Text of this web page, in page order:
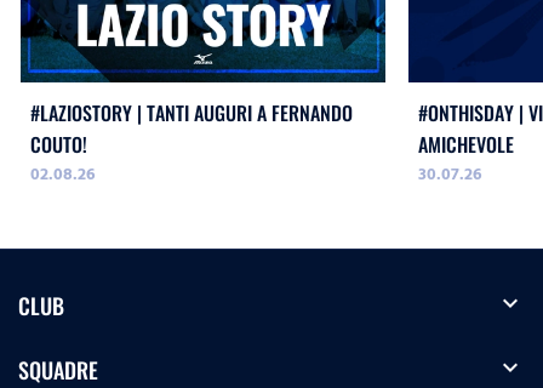
#LAZIOSTORY | TANTI AUGURI A FERNANDO
COUTO!
02.08.26
#ONTHISDAY |
AMICHEVOLE
30.07.26
CLUB expand_more
SQUADRE expand_more